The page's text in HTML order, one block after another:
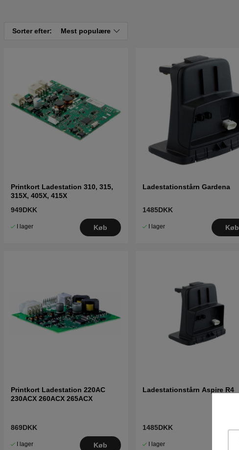
Sorter efter: Mest populære
Printkort Ladestation 310, 315,
315X, 405X, 415X
949DKK
I lager Køb
Ladestationstårn Gardena
1485DKK
I lager Køb
Printkort Ladestation 220AC
230ACX 260ACX 265ACX
869DKK
I lager Køb
Ladestationstårn Aspire R4
1485DKK
I lager